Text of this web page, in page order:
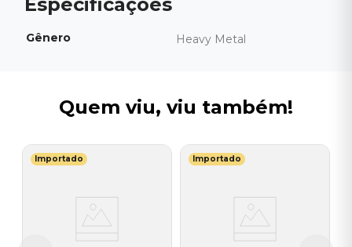
Gênero Heavy Metal
Quem viu, viu também!
Importado Importado